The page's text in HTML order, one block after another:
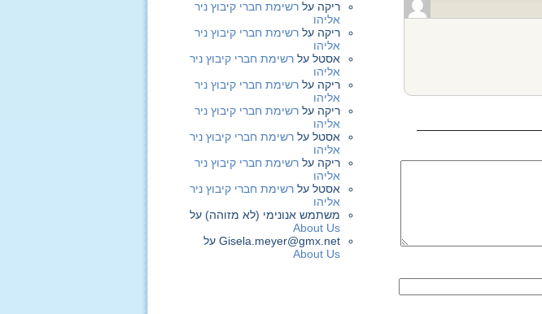
ריקה על רשימת חברי קיבוץ ניר
אליהו
ריקה על רשימת חברי קיבוץ ניר
אליהו
אסטל על רשימת חברי קיבוץ ניר
אליהו
ריקה על רשימת חברי קיבוץ ניר
אליהו
ריקה על רשימת חברי קיבוץ ניר
אליהו
אסטל על רשימת חברי קיבוץ ניר
אליהו
ריקה על רשימת חברי קיבוץ ניר
אליהו
אסטל על רשימת חברי קיבוץ ניר
אליהו
משתמש אנונימי (לא מזוהה) על
About Us
Gisela.meyer@gmx.net על
About Us